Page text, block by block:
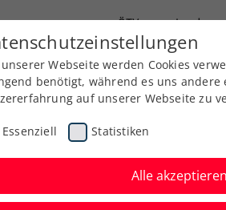
ÖTV
Ausbildung Services
Webseite werden Cookies
benötigt, während es uns andere
auf unserer Webseite zu
Essenziell Statistiken
Alle akzeptieren